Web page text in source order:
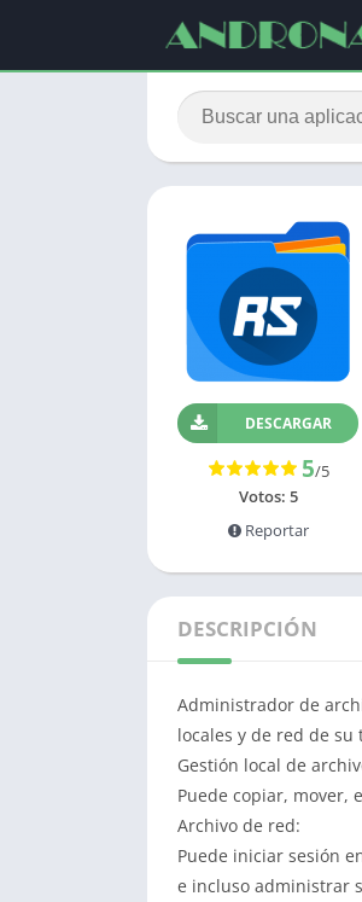
DESCARGAR
5/5
Votos: 5
Reportar
DESCRIPCIÓN
Administrador de
locales y de red de su
Gestión local de
Puede copiar, mover,
Archivo de red:
Puede iniciar sesión
e incluso administrar